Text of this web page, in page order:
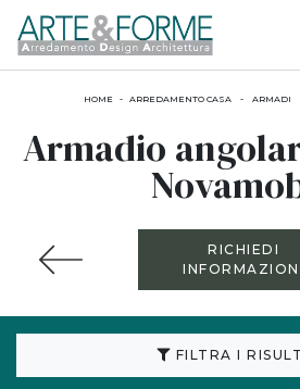
HOME - ARREDAMENTO CASA - ARMADI
Armadio
RICHIEDI
FILTRA I